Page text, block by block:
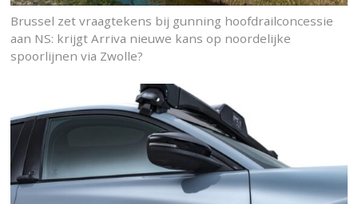
Brussel zet vraagtekens bij gunning hoofdrailconcessie
aan NS: krijgt Arriva nieuwe kans op noordelijke
spoorlijnen via Zwolle?